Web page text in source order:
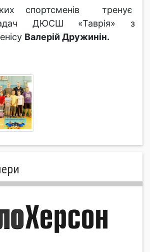
спортсменів тренує
ДЮСШ «Таврія» з
Валерій Дружинін.